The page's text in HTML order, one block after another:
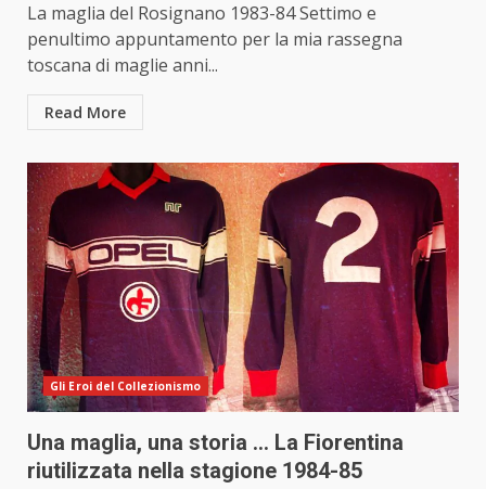
La maglia del Rosignano 1983-84 Settimo e
penultimo appuntamento per la mia rassegna
toscana di maglie anni...
Read More
Gli Eroi del Collezionismo
Una maglia, una storia … La Fiorentina
riutilizzata nella stagione 1984-85